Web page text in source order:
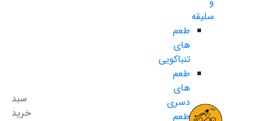
سلیقه
طعم
های
تنباکویی
طعم
های
دسری
طعم
سبد
خرید